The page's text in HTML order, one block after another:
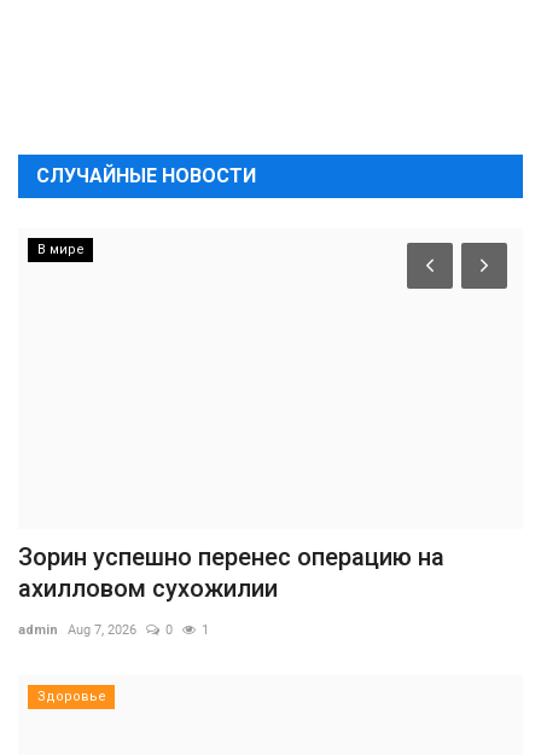
СЛУЧАЙНЫЕ НОВОСТИ
В мире
Зорин успешно перенес операцию на
ахилловом сухожилии
admin Aug 7, 2026 0 1
Здоровье